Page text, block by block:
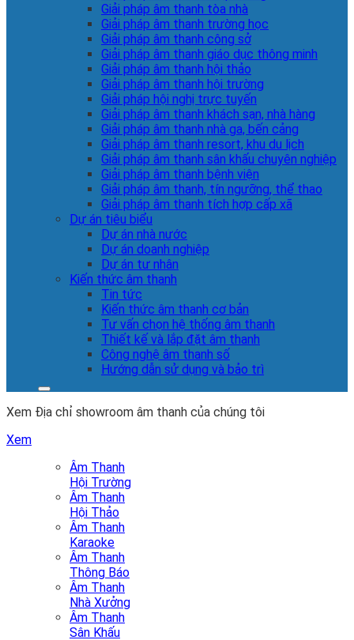
Giải pháp âm thanh tòa nhà
Giải pháp âm thanh trường học
Giải pháp âm thanh công sở
Giải pháp âm thanh giáo dục thông minh
Giải pháp âm thanh hội thảo
Giải pháp âm thanh hội trường
Giải pháp hội nghị trực tuyến
Giải pháp âm thanh khách sạn, nhà hàng
Giải pháp âm thanh nhà ga, bến cảng
Giải pháp âm thanh resort, khu du lịch
Giải pháp âm thanh sân khấu chuyên nghiệp
Giải pháp âm thanh bệnh viện
Giải pháp âm thanh, tín ngưỡng, thể thao
Giải pháp âm thanh tích hợp cấp xã
Dự án tiêu biểu
Dự án nhà nước
Dự án doanh nghiệp
Dự án tư nhân
Kiến thức âm thanh
Tin tức
Kiến thức âm thanh cơ bản
Tư vấn chọn hệ thống âm thanh
Thiết kế và lắp đặt âm thanh
Công nghệ âm thanh số
Hướng dẫn sử dụng và bảo trì
Xem Địa chỉ showroom âm thanh của chúng tôi
Xem
Âm Thanh
Hội Trường
Âm Thanh
Hội Thảo
Âm Thanh
Karaoke
Âm Thanh
Thông Báo
Âm Thanh
Nhà Xưởng
Âm Thanh
Sân Khấu